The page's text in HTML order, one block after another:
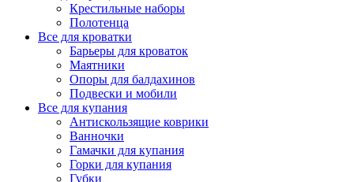
Крестильные наборы
Полотенца
Все для кроватки
Барьеры для кроваток
Маятники
Опоры для балдахинов
Подвески и мобили
Все для купания
Антискользящие коврики
Ванночки
Гамачки для купания
Горки для купания
Губки